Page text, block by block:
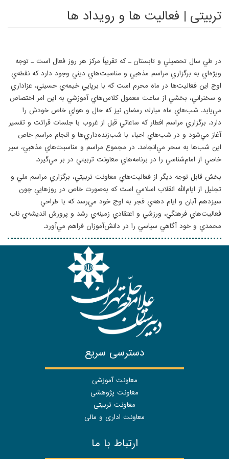
تربیتی | فعالیت ها و رویداد ها
در طي سال تحصيلي و تابستان ـ كه تقريباً مركز هر روز فعال است ـ توجه
ويژه‌اي به برگزاري مراسم مذهبي و مناسبت‌هاي ديني وجود دارد كه نقطه‌ي
اوج اين فعاليت‌ها در ماه محرم است كه با برپايي خيمه‌ي حسيني، عزاداري
و سخنراني، بخشي از ساعت معمول كلاس‌هاي آموزشي به اين امر اختصاص
مي‌يابد. شب‌هاي ماه مبارك رمضان نيز كه حال و هواي خاص خودش را
دارد. برگزاري مراسم افطار كه ساعاتي قبل از غروب با جلسات قرائت و تفسير
آغاز مي‌شود و در شب‌هاي احياء با شب‌زنده‌داري‌ها و انجام مراسم خاص
اين شب‌ها به سحر مي‌انجامد. در مجموع مراسم و مناسبت‌هاي مذهبي، سير
خاصي از امام‌شناسي را در برنامه‌هاي معاونت تربيتي در بر مي‌گيرد.
بخش قابل توجه ديگر از فعاليت‌هاي معاونت تربيتي، برگزاري مراسم ملي و
تجليل از ايام‌الله انقلاب اسلامي است كه به‌صورت خاص در روزهايي چون
سيزدهم آبان و ايام دهه‌ي فجر به اوج خود مي‌رسد كه با طراحي
فعاليت‌هاي فرهنگي، ورزشي و اعتقادي زمينه‌ي رشد و پرورش انديشه‌ي ناب
محمدي و خود آگاهي سياسي را در دانش‌آموزان فراهم مي‌آورد.
دسترسی سریع
معاونت آموزشی
معاونت پژوهشی
معاونت تربیتی
معاونت اداری و مالی
ارتباط با ما